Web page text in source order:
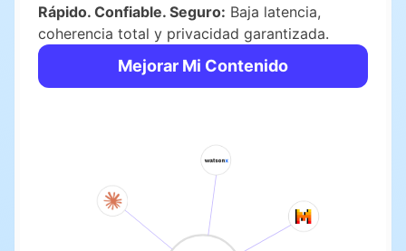
Rápido. Confiable. Seguro: Baja latencia,
coherencia total y privacidad garantizada.
Mejorar Mi Contenido